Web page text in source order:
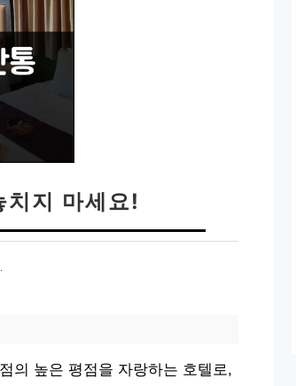
지 마세요!
의 높은 평점을 자랑하는 호텔로,